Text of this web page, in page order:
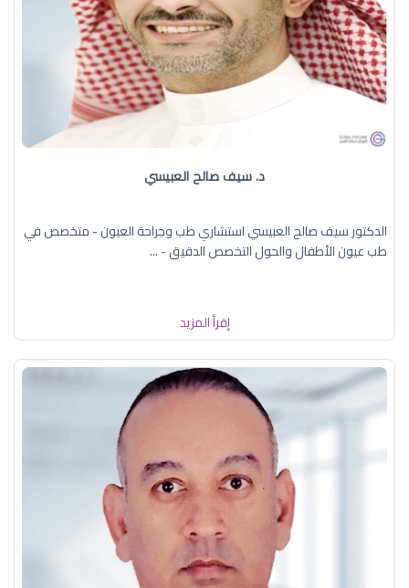
د. سيف صالح العبيسي
الدكتور سيف صالح العبيسي استشاري طب وجراحة العيون - متخصص في
طب عيون الأطفال والحول التخصص الدقيق - ...
إقرأ المزيد